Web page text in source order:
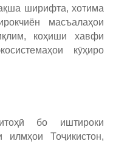
ширифта, хотима
масъалаҳои
коҳиши хавфи
кӯҳиро
бо иштироки
илмҳои Тоҷикистон,